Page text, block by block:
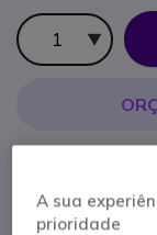
Qtd
Esgotado
Entrega:5-7
A sua
prioridade